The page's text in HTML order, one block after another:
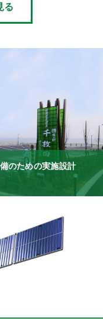
る
のための実施設計